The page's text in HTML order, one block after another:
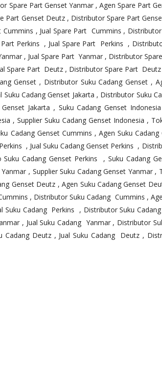
Part Genset Yanmar , Agen Spare Part
Part Genset Deutz , Distributor Spare Part
, Jual Spare Part Cummins ,
Perkins , Jual Spare Part Perkins ,
, Jual Spare Part Yanmar , Distributor
Spare Part Deutz , Distributor Spare Part
Genset , Distributor Suku Cadang Genset ,
Cadang Genset Jakarta , Distributor Suku
Jakarta , Suku Cadang Genset
, Supplier Suku Cadang Genset Indonesia ,
Cadang Genset Cummins , Agen Suku
, Jual Suku Cadang Genset Perkins ,
Cadang Genset Perkins , Suku Cadang
, Supplier Suku Cadang Genset Yanmar ,
Genset Deutz , Agen Suku Cadang Genset
, Distributor Suku Cadang Cummins ,
Suku Cadang Perkins , Distributor Suku
, Jual Suku Cadang Yanmar , Distributor
Deutz , Jual Suku Cadang Deutz ,